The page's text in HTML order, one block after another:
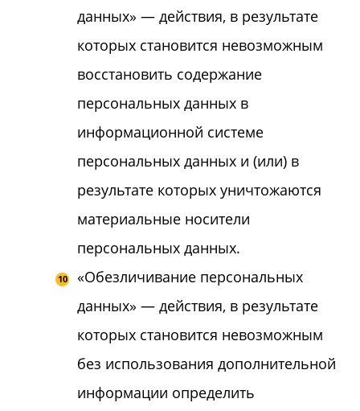
данных» — действия, в результате
которых становится невозможным
восстановить содержание
персональных данных в
информационной системе
персональных данных и (или) в
результате которых уничтожаются
материальные носители
персональных данных.
«Обезличивание персональных
данных» — действия, в результате
которых становится невозможным
без использования дополнительной
информации определить